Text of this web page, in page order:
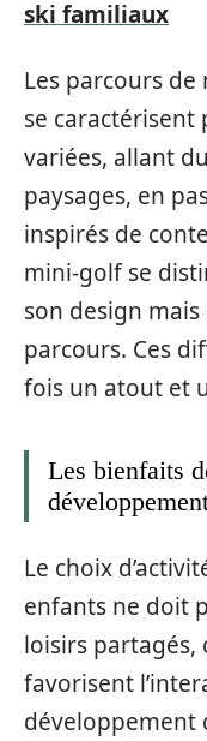
ski familiaux
Les parcours de
se
variées, allant
paysages, en
inspirés de
mini-golf se
son design
parcours. Ces
fois un atout et
Les bienfaits
Le choix
enfants ne doit
loisirs partagés,
favorisent
développement